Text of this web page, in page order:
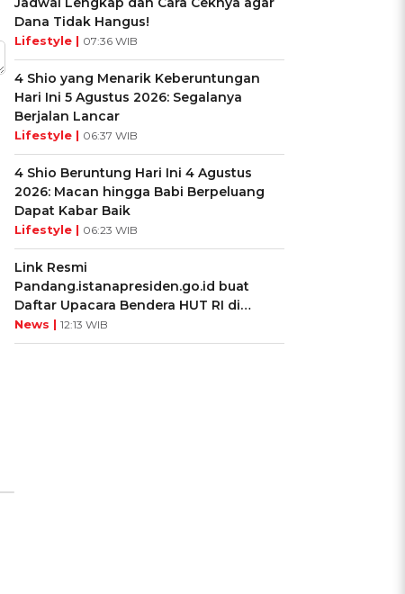
Dana Tidak Hangus!
Lifestyle | 07:36 WIB
4 Shio yang Menarik Keberuntungan
Hari Ini 5 Agustus 2026: Segalanya
Berjalan Lancar
Lifestyle | 06:37 WIB
4 Shio Beruntung Hari Ini 4 Agustus
2026: Macan hingga Babi Berpeluang
Dapat Kabar Baik
Lifestyle | 06:23 WIB
Link Resmi
Pandang.istanapresiden.go.id buat
Daftar Upacara Bendera HUT RI di
Istana Negara
News | 12:13 WIB